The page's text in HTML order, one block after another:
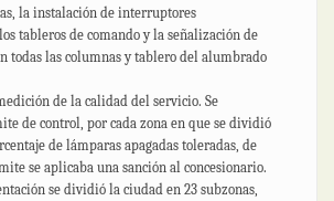
la instalación de interruptores
tableros de comando y la señalización de
todas las columnas y tablero del alumbrado
de la calidad del servicio. Se
de control, por cada zona en que se dividió
de lámparas apagadas toleradas, de
se aplicaba una sanción al concesionario.
se dividió la ciudad en 23 subzonas,